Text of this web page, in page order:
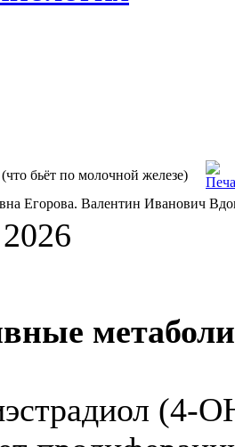
бьёт по молочной железе)
Егорова. Валентин Иванович